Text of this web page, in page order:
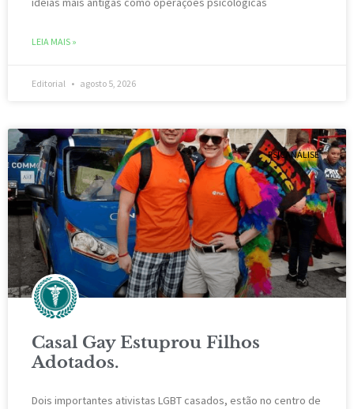
LEIA MAIS »
Editorial agosto 5, 2026
PSICANÁLISE
Casal Gay Estuprou Filhos
Adotados.
Dois importantes ativistas LGBT casados, estão ​​no centro de